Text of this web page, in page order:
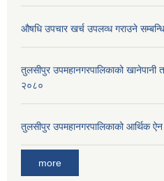
औषधि उपचार खर्च उपलव्ध गराउने
तुलसीपुर उपमहानगरपालिकाको खानेपानी
२०८०
तुलसीपुर उपमहानगरपालिकाको आर्थिक
more